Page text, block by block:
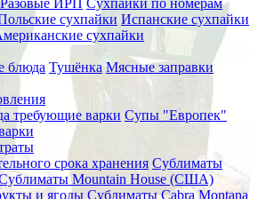
Разовые ИРП Сухпайки по номерам
сухпайки Испанские сухпайки
сухпайки
блюда Тушёнка Мясные заправки
требующие варки Супы "Европек"
срока хранения Сублиматы
Mountain House (США)
и ягоды Сублиматы Cabra Montana